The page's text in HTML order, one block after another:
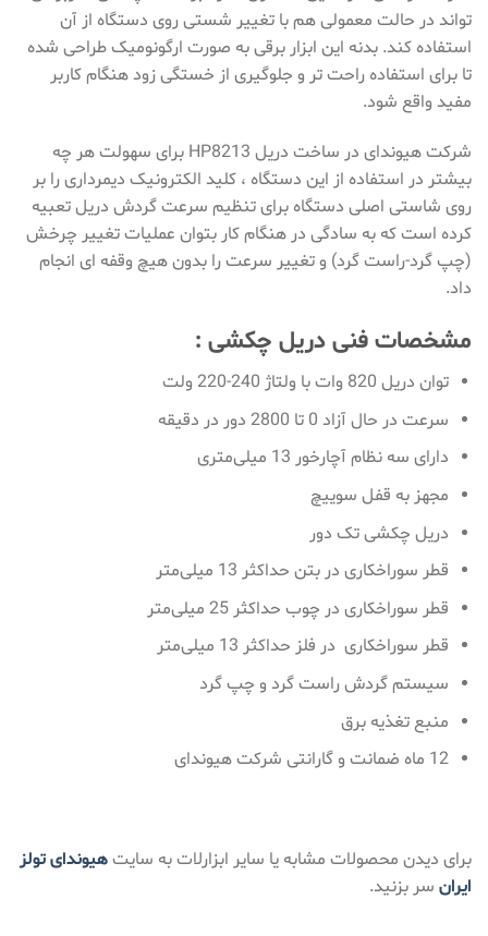
تواند در حالت معمولی هم با تغییر شستی روی دستگاه از آن
استفاده کند. بدنه این ابزار برقی به صورت ارگونومیک طراحی شده
تا برای استفاده راحت تر و جلوگیری از خستگی زود هنگام کاربر
مفید واقع شود.
شرکت هیوندای در ساخت دریل HP8213 برای سهولت هر چه
بیشتر در استفاده از این دستگاه ، کلید الکترونیک دیمرداری را بر
روی شاستی اصلی دستگاه برای تنظیم سرعت گردش دریل تعبیه
کرده است که به سادگی در هنگام کار بتوان عملیات تغییر چرخش
(چپ گرد-راست گرد) و تغییر سرعت را بدون هیچ وقفه ای انجام
داد.
مشخصات فنی دریل چکشی :
توان دریل 820 وات با ولتاژ 240-220 ولت
سرعت در حال آزاد 0 تا 2800 دور در دقیقه
دارای سه نظام آچارخور 13 میلی‌متری
مجهز به قفل سوییچ
دریل چکشی تک دور
قطر سوراخکاری در بتن حداکثر 13 میلی‌متر
قطر سوراخکاری در چوب حداکثر 25 میلی‌متر
قطر سوراخکاری در فلز حداکثر 13 میلی‌متر
سیستم گردش راست گرد و چپ گرد
منبع تغذیه برق
12 ماه ضمانت و گارانتی شرکت هیوندای
برای دیدن محصولات مشابه یا سایر ابزارلات به سایتهیوندای تولز
ایران سر بزنید.